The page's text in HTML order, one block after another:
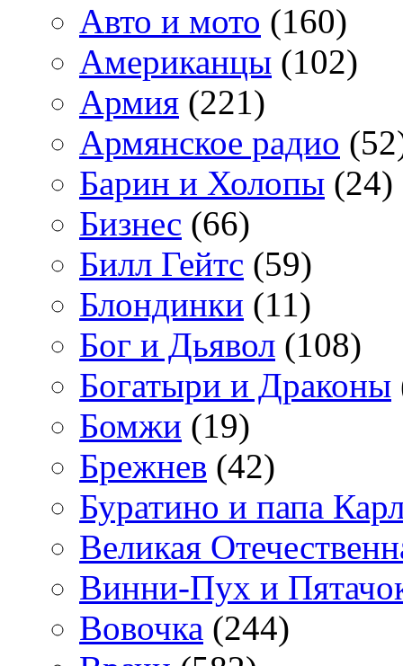
Авто и мото (160)
Американцы (102)
Армия (221)
Армянское радио
Барин и Холопы (24)
Бизнес (66)
Билл Гейтс (59)
Блондинки (11)
Бог и Дьявол (108)
Богатыри и Драконы
Бомжи (19)
Брежнев (42)
Буратино и папа
Великая
Винни-Пух и
Вовочка (244)